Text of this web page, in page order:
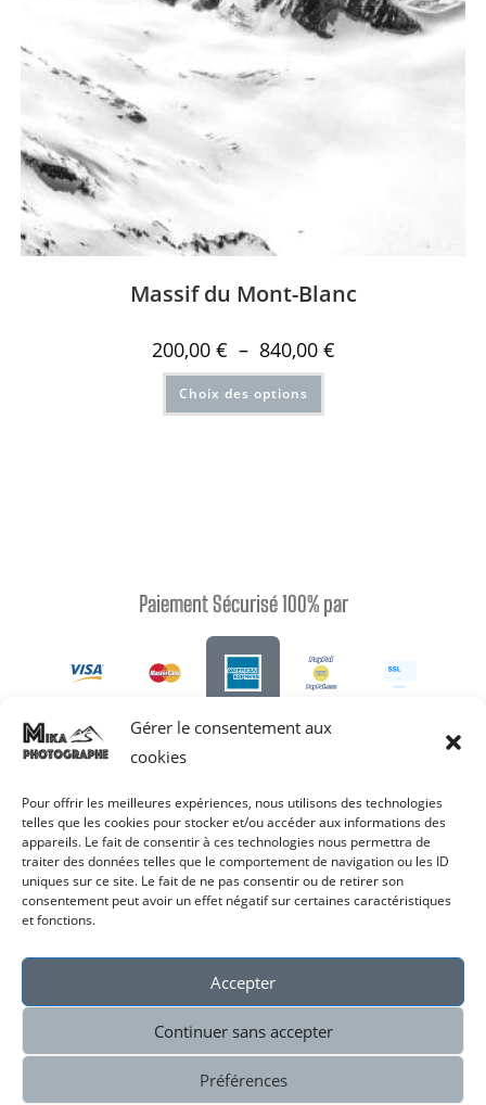
Gérer le consentement aux
cookies
Pour offrir les meilleures expériences, nous utilisons des technologies
telles que les cookies pour stocker et/ou accéder aux informations des
appareils. Le fait de consentir à ces technologies nous permettra de
traiter des données telles que le comportement de navigation ou les ID
uniques sur ce site. Le fait de ne pas consentir ou de retirer son
consentement peut avoir un effet négatif sur certaines caractéristiques
et fonctions.
Accepter
Continuer sans accepter
Préférences
Massif du Mont-Blanc
200,00 € – 840,00 €
Choix des options
Paiement Sécurisé 100% par
Livraison par:
Site crée par Freelance Web Nomad
Supports d’impressions
Mentions légales
Conditions générales de vente
2026 - MikaPhotographe